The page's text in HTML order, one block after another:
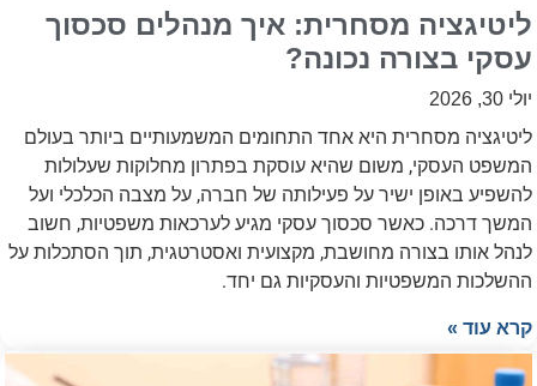
ליטיגציה מסחרית: איך מנהלים סכסוך
עסקי בצורה נכונה?
יולי 30, 2026
ליטיגציה מסחרית היא אחד התחומים המשמעותיים ביותר בעולם
המשפט העסקי, משום שהיא עוסקת בפתרון מחלוקות שעלולות
להשפיע באופן ישיר על פעילותה של חברה, על מצבה הכלכלי ועל
המשך דרכה. כאשר סכסוך עסקי מגיע לערכאות משפטיות, חשוב
לנהל אותו בצורה מחושבת, מקצועית ואסטרטגית, תוך הסתכלות על
ההשלכות המשפטיות והעסקיות גם יחד.
קרא עוד »